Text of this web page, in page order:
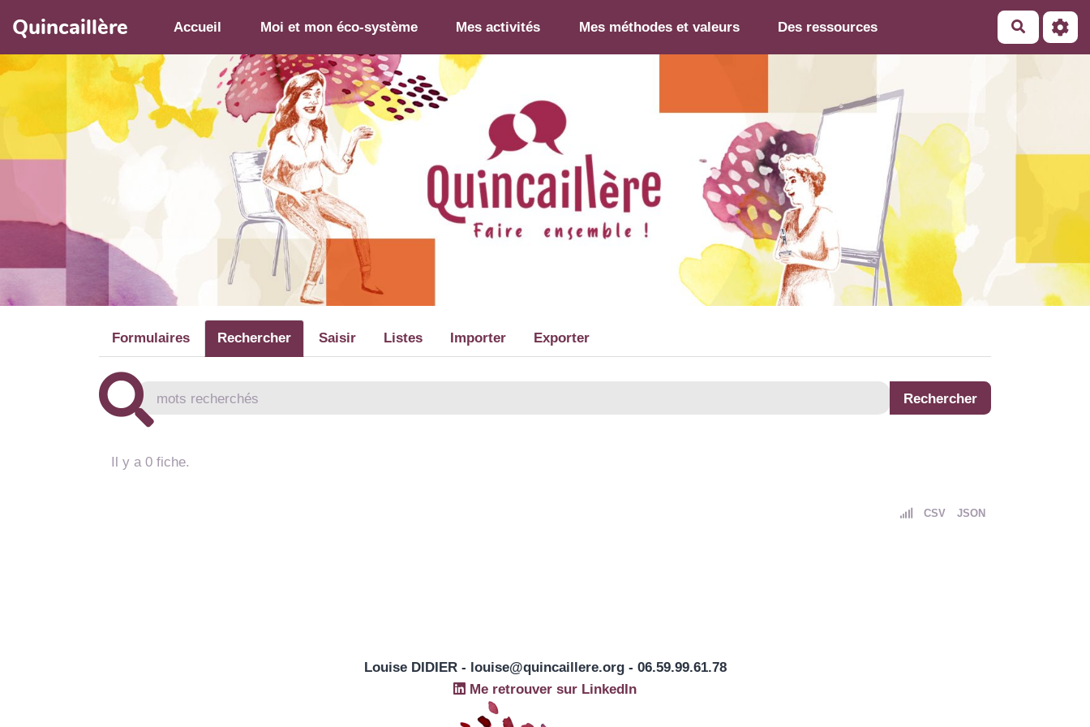
Aller au contenu principal
Quincaillère Accueil Moi et mon éco-système Mes activités Mes méthodes et valeurs Des ressources
Formulaires Rechercher Saisir Listes Importer Exporter
Il y a 0 fiche.
CSV JSON
Louise DIDIER - louise@quincaillere.org - 06.59.99.61.78
Me retrouver sur LinkedIn